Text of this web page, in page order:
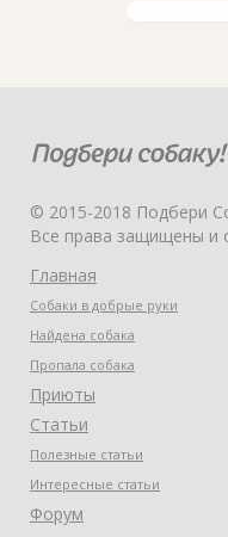
© 2015-2018 Подбери
Все права защищены и
Главная
Собаки в добрые руки
Найдена собака
Пропала собака
Приюты
Статьи
Полезные статьи
Интересные статьи
Форум